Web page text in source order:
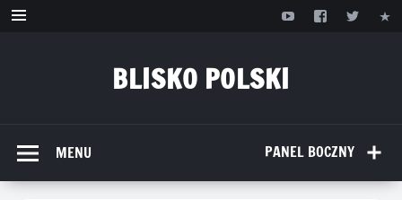
Przejdź
BLISKO POLSKI
PANEL BOCZNY
MENU